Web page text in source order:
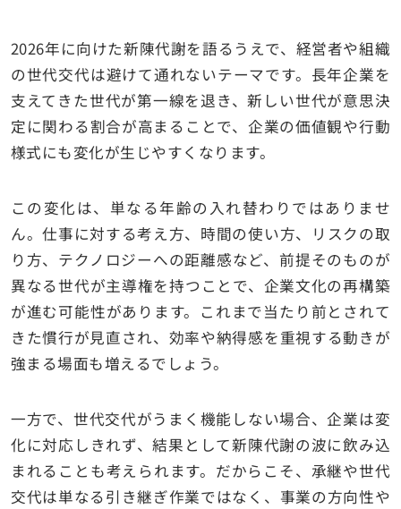
2026年に向けた新陳代謝を語るうえで、経営者や組織
の世代交代は避けて通れないテーマです。長年企業を
支えてきた世代が第一線を退き、新しい世代が意思決
定に関わる割合が高まることで、企業の価値観や行動
様式にも変化が生じやすくなります。
この変化は、単なる年齢の入れ替わりではありませ
ん。仕事に対する考え方、時間の使い方、リスクの取
り方、テクノロジーへの距離感など、前提そのものが
異なる世代が主導権を持つことで、企業文化の再構築
が進む可能性があります。これまで当たり前とされて
きた慣行が見直され、効率や納得感を重視する動きが
強まる場面も増えるでしょう。
一方で、世代交代がうまく機能しない場合、企業は変
化に対応しきれず、結果として新陳代謝の波に飲み込
まれることも考えられます。だからこそ、承継や世代
交代は単なる引き継ぎ作業ではなく、事業の方向性や